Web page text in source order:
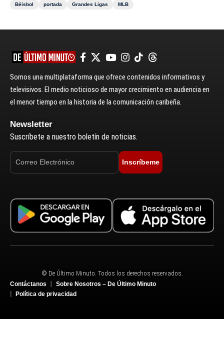
Béisbol
portada Grandes Ligas MLB
Somos una multiplataforma que ofrece contenidos informativos y
televisivos. El medio noticioso de mayor crecimiento en audiencia en
el menor tiempo en la historia de la comunicación caribeña.
Newsletter
Suscríbete a nuestro boletín de noticias.
Inscríbeme
© De Último Minuto. Todos los derechos reservados.
Contáctanos
Sobre Nosotros – De Último Minuto
Política de privacidad